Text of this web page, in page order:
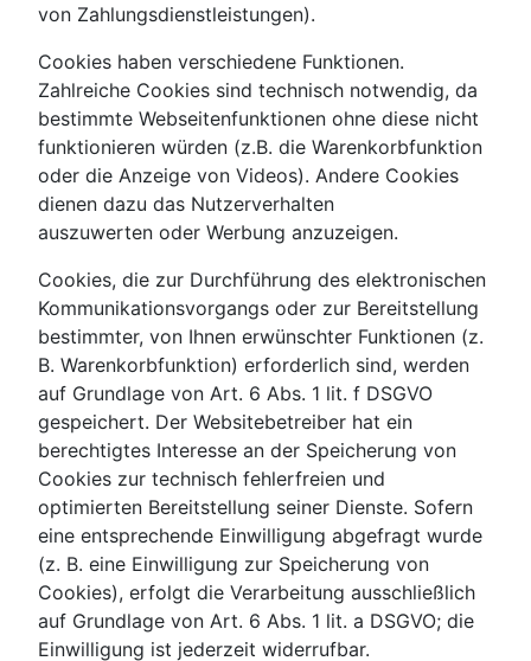
von Zahlungsdienstleistungen).
Cookies haben verschiedene Funktionen.
Zahlreiche Cookies sind technisch notwendig, da
bestimmte Webseitenfunktionen ohne diese nicht
funktionieren würden (z.B. die Warenkorbfunktion
oder die Anzeige von Videos). Andere Cookies
dienen dazu das Nutzerverhalten
auszuwerten oder Werbung anzuzeigen.
Cookies, die zur Durchführung des elektronischen
Kommunikationsvorgangs oder zur Bereitstellung
bestimmter, von Ihnen erwünschter Funktionen (z.
B. Warenkorbfunktion) erforderlich sind, werden
auf Grundlage von Art. 6 Abs. 1 lit. f DSGVO
gespeichert. Der Websitebetreiber hat ein
berechtigtes Interesse an der Speicherung von
Cookies zur technisch fehlerfreien und
optimierten Bereitstellung seiner Dienste. Sofern
eine entsprechende Einwilligung abgefragt wurde
(z. B. eine Einwilligung zur Speicherung von
Cookies), erfolgt die Verarbeitung ausschließlich
auf Grundlage von Art. 6 Abs. 1 lit. a DSGVO; die
Einwilligung ist jederzeit widerrufbar.